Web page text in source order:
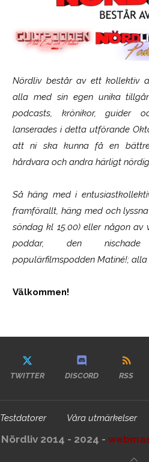
Nördliv består av ett kollektiv
alla med sin egen unika
podcasts, krönikor, guider
lanserades i detta utförande
att ni ska kunna få en
hårdvara och andra härligt
Så häng med i
framförallt, häng med och
söndag kl 15.00) eller någon
poddar, den
populärfilmspodden Matiné!;
Välkommen!
SCUF
TWITTER DISCORD RSS
Testdatorer Våra utmärkelser
Nördliv 2014 - 2024 -